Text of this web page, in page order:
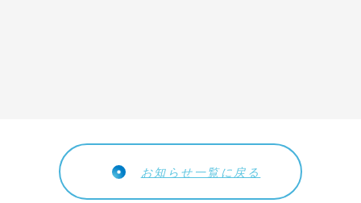
お知らせ一覧に戻る